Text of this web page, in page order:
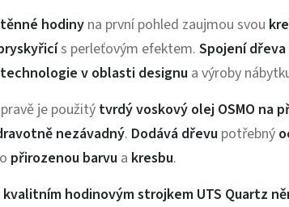
hodiny na první pohled zaujmou svou
s perleťovým efektem. Spojení
v oblasti designu a výroby
je použitý tvrdý voskový olej OSMO na
nezávadný. Dodává dřevu potřebný
přirozenou barvu a kresbu.
kvalitním hodinovým strojkem UTS Quartz